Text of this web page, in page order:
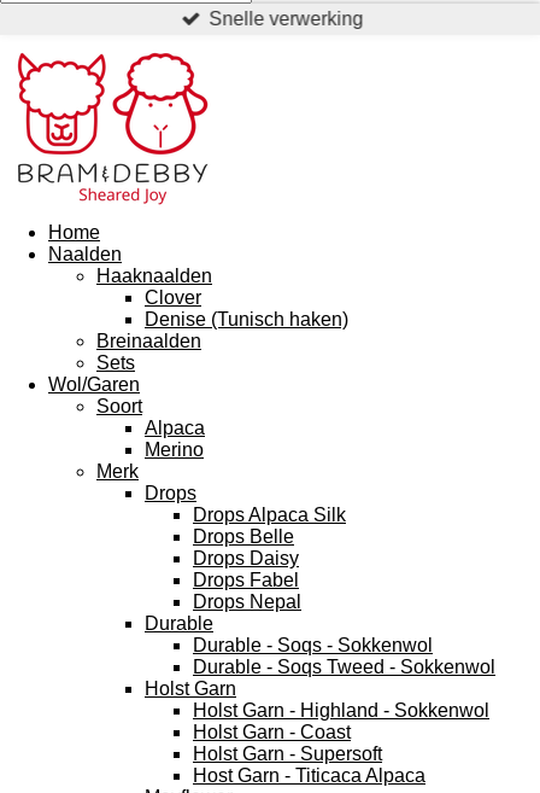
Snelle verwerking
Home
Naalden
Haaknaalden
Clover
Denise (Tunisch haken)
Breinaalden
Sets
Wol/Garen
Soort
Alpaca
Merino
Merk
Drops
Drops Alpaca Silk
Drops Belle
Drops Daisy
Drops Fabel
Drops Nepal
Durable
Durable - Soqs - Sokkenwol
Durable - Soqs Tweed - Sokkenwol
Holst Garn
Holst Garn - Highland - Sokkenwol
Holst Garn - Coast
Holst Garn - Supersoft
Host Garn - Titicaca Alpaca